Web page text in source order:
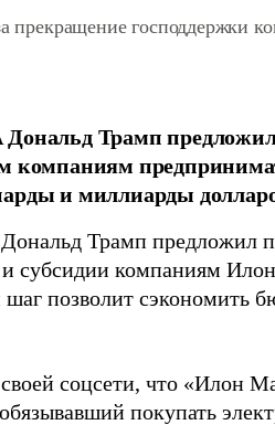
прекращение
Трамп
компаниям
и миллиарды
Трамп предложил
субсидии компаниям
шаг позволит
соцсети, что «Илон
покупать